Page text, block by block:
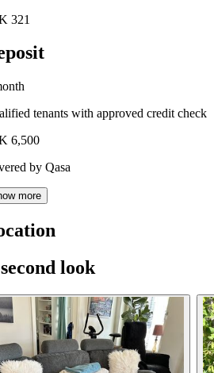
321
tenants with approved credit check
6,500
by Qasa
more
look